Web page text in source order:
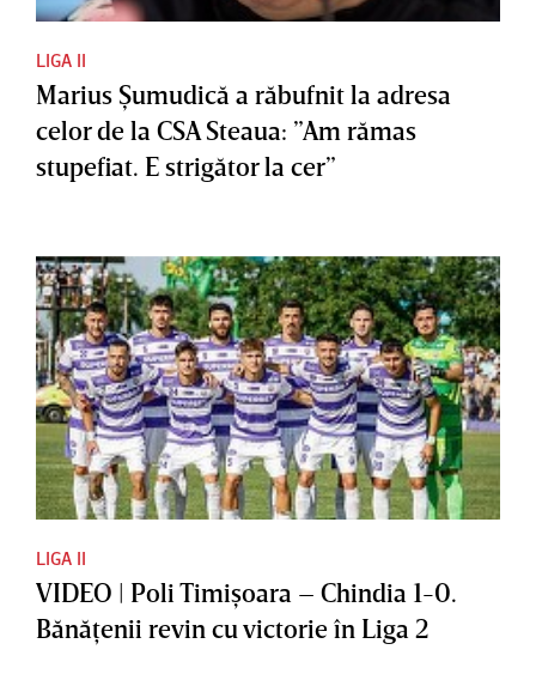
LIGA II
Marius Şumudică a răbufnit la adresa
celor de la CSA Steaua: ”Am rămas
stupefiat. E strigător la cer”
LIGA II
VIDEO | Poli Timişoara – Chindia 1-0.
Bănăţenii revin cu victorie în Liga 2